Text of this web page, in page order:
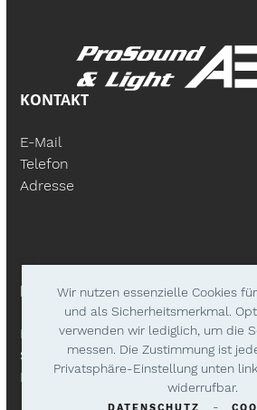
Wir nutzen essenzielle Cookies
und als Sicherheitsmerkmal.
verwenden wir lediglich, um die
messen. Die Zustimmung ist
Privatsphäre-Einstellung unten
widerrufbar.
-
KONTAKT
E-Mail
Telefon
Adresse
BÜROZEITEN
Mo – Fr:
Samstags
Lieferzeiten